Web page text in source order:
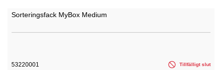
Sorteringsfack MyBox Medium
53220001 Tillfälligt slut